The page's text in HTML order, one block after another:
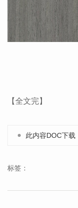
【全文完】
此内容DOC下载
标签：